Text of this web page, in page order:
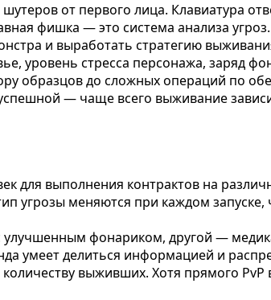
от первого лица. Клавиатура
фишка — это система анализа
и выработать стратегию
уровень стресса персонажа, заряд
образцов до сложных операций по
— чаще всего выживание
для выполнения контрактов на
угрозы меняются при каждом запуске,
фонариком, другой —
умеет делиться информацией и
выживших. Хотя прямого PvP